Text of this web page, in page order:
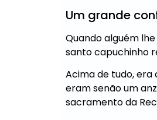
Um grande
Quando alguém
santo capuchinho
Acima de tudo, era
eram senão um
sacramento da